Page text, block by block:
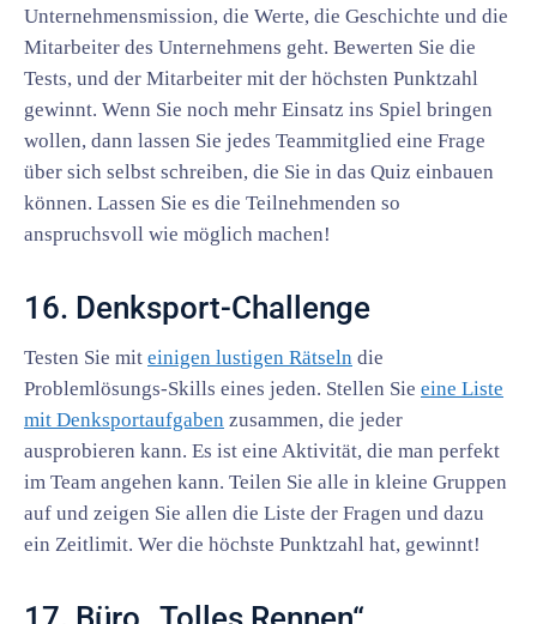
Unternehmensmission, die Werte, die Geschichte und die
Mitarbeiter des Unternehmens geht. Bewerten Sie die
Tests, und der Mitarbeiter mit der höchsten Punktzahl
gewinnt. Wenn Sie noch mehr Einsatz ins Spiel bringen
wollen, dann lassen Sie jedes Teammitglied eine Frage
über sich selbst schreiben, die Sie in das Quiz einbauen
können. Lassen Sie es die Teilnehmenden so
anspruchsvoll wie möglich machen!
16. Denksport-Challenge
Testen Sie mit einigen lustigen Rätseln die
Problemlösungs-Skills eines jeden. Stellen Sie eine Liste
mit Denksportaufgaben zusammen, die jeder
ausprobieren kann. Es ist eine Aktivität, die man perfekt
im Team angehen kann. Teilen Sie alle in kleine Gruppen
auf und zeigen Sie allen die Liste der Fragen und dazu
ein Zeitlimit. Wer die höchste Punktzahl hat, gewinnt!